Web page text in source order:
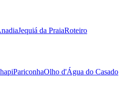
Jequiá da PraiaRoteiro
PariconhaOlho d'Água do Casado